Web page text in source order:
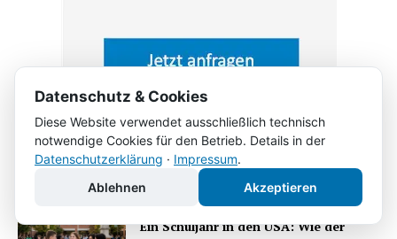
Beliebt
Ein Schuljahr in den USA: Wie der
Datenschutz & Cookies
Diese Website verwendet ausschließlich technisch
notwendige Cookies für den Betrieb. Details in der
Datenschutzerklärung · Impressum.
Ablehnen
Akzeptieren